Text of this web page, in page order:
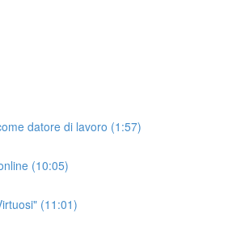
datore di lavoro (1:57)
(10:05)
(11:01)